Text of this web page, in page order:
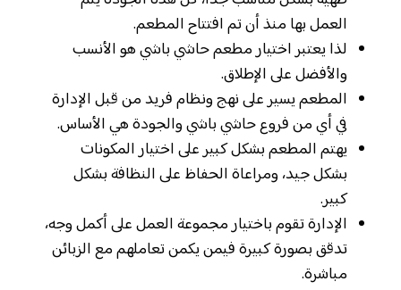
العمل بها منذ أن تم افتتاح المطعم.
لذا يعتبر اختيار مطعم حاشي باشي هو الأنسب
والأفضل على الإطلاق.
المطعم يسير على نهج ونظام فريد من قبل الإدارة
في أي من فروع حاشي باشي والجودة هي الأساس.
يهتم المطعم بشكل كبير على اختيار المكونات
بشكل جيد، ومراعاة الحفاظ على النظافة بشكل
كبير.
الإدارة تقوم باختيار مجموعة العمل على أكمل وجه،
تدقق بصورة كبيرة فيمن يكمن تعاملهم مع الزبائن
مباشرة.